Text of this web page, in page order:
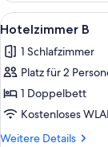
Alle
Fotos
für
Hotelzimmer B
anzeigen
4
Hotelzimmer B
1 Schlafzimmer
Platz für 2
1 Doppelbett
Kostenloses
Weitere Details
Weitere